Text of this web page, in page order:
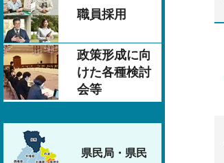
職員採用
政策形成に向
けた各種検討
会等
県民局・県民